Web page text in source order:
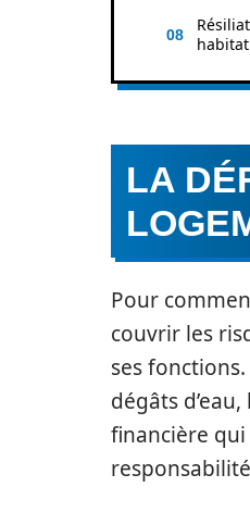
LA
Pour
couvrir les
ses
dégâts
financière